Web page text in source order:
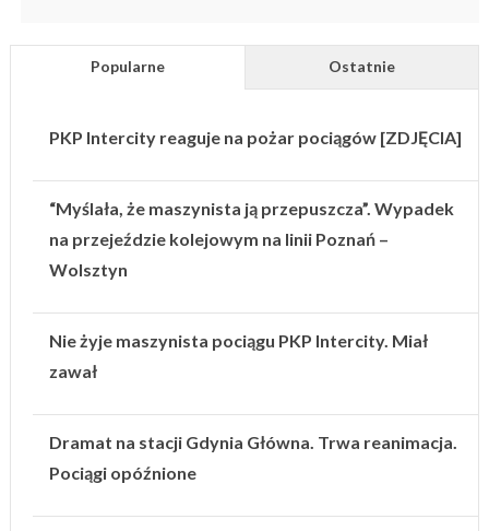
Popularne Ostatnie
PKP Intercity reaguje na pożar pociągów [ZDJĘCIA]
“Myślała, że maszynista ją przepuszcza”. Wypadek
na przejeździe kolejowym na linii Poznań –
Wolsztyn
Nie żyje maszynista pociągu PKP Intercity. Miał
zawał
Dramat na stacji Gdynia Główna. Trwa reanimacja.
Pociągi opóźnione